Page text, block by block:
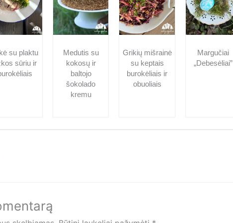
su plaktu
sūriu ir
Medutis su
kokosų ir
baltojo
šokolado
kremu
Grikių mišrainė
su keptais
burokėliais ir
obuoliais
Margučiai
„Debesėliai”